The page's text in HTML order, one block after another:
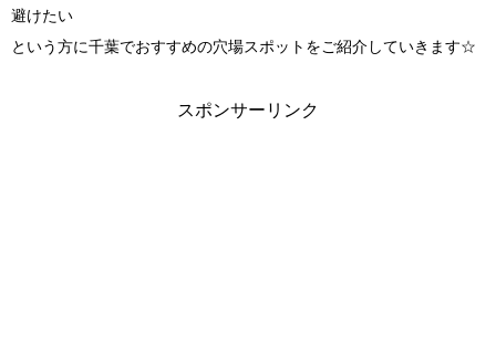
避けたい
という方に千葉でおすすめの穴場スポットをご紹介していきます☆
スポンサーリンク